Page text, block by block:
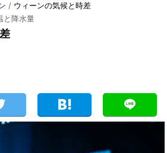
/ ウィーンの気候と時差
と降水量